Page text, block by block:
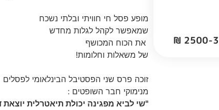
מופע פסל חי חוויתי ובלתי נשכח
שמאפשר לקהל לגלות מחדש
את הכוח המכושף
של משאלות וחלומות!
זוכה פרס שני הפסטיבל הבינלאומי לפסלים
מנימוקי חבר השופטים :
"שי לביא מפגינה יכולת תיאטרלית יוצאת